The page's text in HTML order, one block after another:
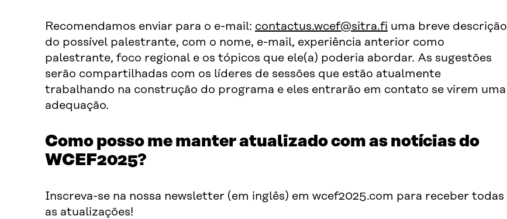
Recomendamos enviar para o e-mail: contactus.wcef@sitra.fi uma breve descrição
do possível palestrante, com o nome, e-mail, experiência anterior como
palestrante, foco regional e os tópicos que ele(a) poderia abordar. As sugestões
serão compartilhadas com os líderes de sessões que estão atualmente
trabalhando na construção do programa e eles entrarão em contato se virem uma
adequação.
Como posso me manter atualizado com as notícias do
WCEF2025?
Inscreva-se na nossa newsletter (em inglês) em wcef2025.com para receber todas
as atualizações!